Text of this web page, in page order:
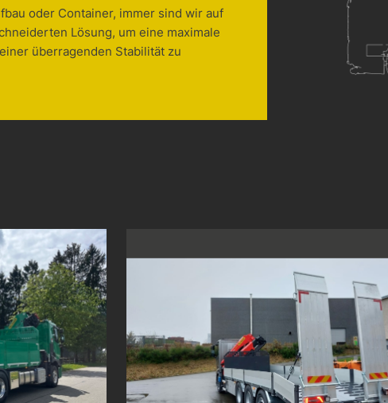
oder Container, immer sind wir auf
Lösung, um eine maximale
überragenden Stabilität zu